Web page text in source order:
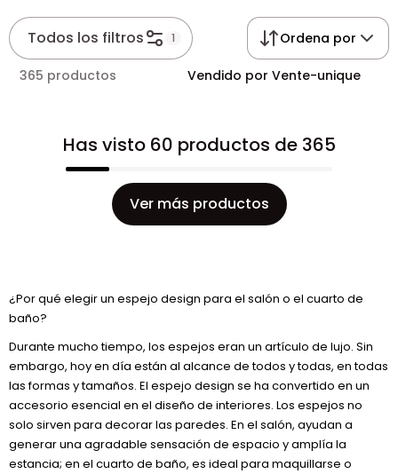
Todos los filtros 1 Ordena por
365 productos Vendido por Vente-unique
Has visto 60 productos de 365
Ver más productos
¿Por qué elegir un espejo design para el salón o el cuarto de
baño?
Durante mucho tiempo, los espejos eran un artículo de lujo. Sin
embargo, hoy en día están al alcance de todos y todas, en todas
las formas y tamaños. El espejo design se ha convertido en un
accesorio esencial en el diseño de interiores. Los espejos no
solo sirven para decorar las paredes. En el salón, ayudan a
generar una agradable sensación de espacio y amplía la
estancia; en el cuarto de baño, es ideal para maquillarse o